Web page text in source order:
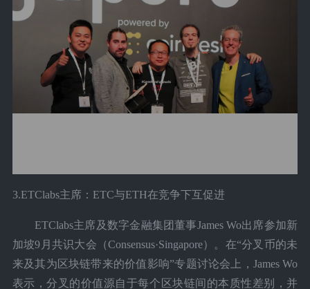
3.ETClabs主席：ETC与ETH在竞争下互促进
ETClabs主席及数字金融集团董事James Wo出席参加新
加坡9月共识大会（Consensus·Singapore）。在“分叉币的未
来及其为区块链带来的价值影响”专题讨论会上，James Wo
表示，分叉的价值源自于每个区块链间的本质性差别，并